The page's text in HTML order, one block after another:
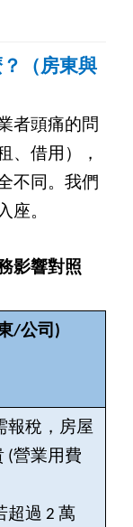
（房東與
者頭痛的問
、借用），
不同。我們
座。
影響對照
/公司)
報稅，房屋
(營業用費
超過 2 萬